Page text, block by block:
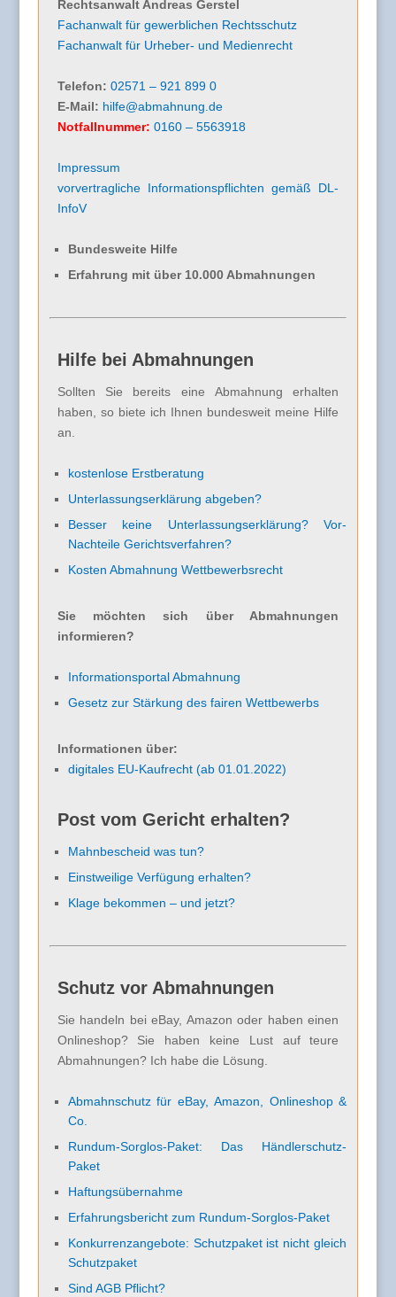
Rechtsanwalt Andreas Gerstel
Fachanwalt für gewerblichen Rechtsschutz
Fachanwalt für Urheber- und Medienrecht
Telefon: 02571 – 921 899 0
E-Mail: hilfe@abmahnung.de
Notfallnummer: 0160 – 5563918
Impressum
vorvertragliche Informationspflichten gemäß DL-
InfoV
Bundesweite Hilfe
Erfahrung mit über 10.000 Abmahnungen
Hilfe bei Abmahnungen
Sollten Sie bereits eine Abmahnung erhalten
haben, so biete ich Ihnen bundesweit meine Hilfe
an.
kostenlose Erstberatung
Unterlassungserklärung abgeben?
Besser keine Unterlassungserklärung? Vor-
Nachteile Gerichtsverfahren?
Kosten Abmahnung Wettbewerbsrecht
Sie möchten sich über Abmahnungen
informieren?
Informationsportal Abmahnung
Gesetz zur Stärkung des fairen Wettbewerbs
Informationen über:
digitales EU-Kaufrecht (ab 01.01.2022)
Post vom Gericht erhalten?
Mahnbescheid was tun?
Einstweilige Verfügung erhalten?
Klage bekommen – und jetzt?
Schutz vor Abmahnungen
Sie handeln bei eBay, Amazon oder haben einen
Onlineshop? Sie haben keine Lust auf teure
Abmahnungen? Ich habe die Lösung.
Abmahnschutz für eBay, Amazon, Onlineshop &
Co.
Rundum-Sorglos-Paket: Das Händlerschutz-
Paket
Haftungsübernahme
Erfahrungsbericht zum Rundum-Sorglos-Paket
Konkurrenzangebote: Schutzpaket ist nicht gleich
Schutzpaket
Sind AGB Pflicht?